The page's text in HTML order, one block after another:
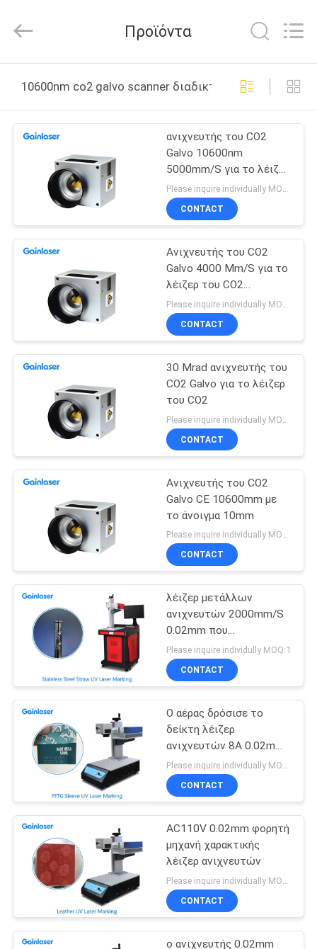
ΠΡΟΪΌΝΤΑ
ΠΕΡΊΠΟΥ
ΕΜΕΊΣ
ΓΎΡΟΣ
ΕΡΓΟΣΤΑΣΊΩΝ
ΠΟΙΟΤΙΚΌΣ
ΈΛΕΓΧΟΣ
ΜΑΣ
ΕΛΆΤΕ
ΕΠΑΦΉ
ΜΕ
ΖΗΤΉΣΤΕ
SITEMAP
PRIVACY
POLICY
Gainlaser
Laser
All
Reserved.
Προϊόντα
10600nm co2 galvo scanner διαδικτυακή κατασκευή
ανιχνευτής του CO2
Galvo 10600nm
5000mm/S για το λέιζερ
του CO2
Please inquire individually MOQ:1
CONTACT
Ανιχνευτής του CO2
Galvo 4000 Mm/S για το
λέιζερ του CO2
10600nm
CONTACT
30 Mrad ανιχνευτής του
CO2 Galvo για το λέιζερ
του CO2
CONTACT
Ανιχνευτής του CO2
Galvo CE 10600mm με
το άνοιγμα 10mm
Please inquire individually MOQ:1
CONTACT
λέιζερ μετάλλων
ανιχνευτών 2000mm/S
0.02mm που
χαρακτηρίζει τη μηχανή
για το λογότυπο
Please inquire individully MOQ:1
CONTACT
Ο αέρας δρόσισε το
δείκτη λέιζερ
ανιχνευτών 8A 0.02mm
για το μέταλλο
CONTACT
AC110V 0.02mm φορητή
μηχανή χαρακτικής
λέιζερ ανιχνευτών
CONTACT
ο ανιχνευτής 0.02mm